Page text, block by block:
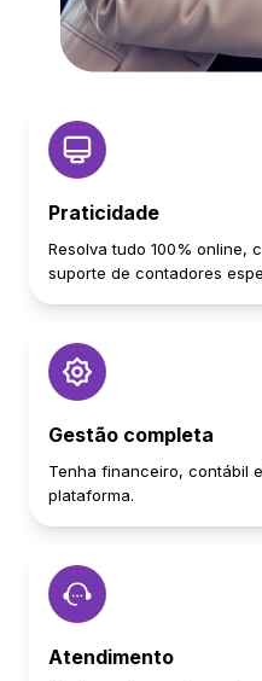
Praticidade
Resolva tudo 100% online,
suporte de contadores
Gestão completa
Tenha financeiro, contábil
plataforma.
Atendimento